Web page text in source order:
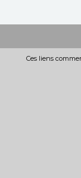
Ces liens